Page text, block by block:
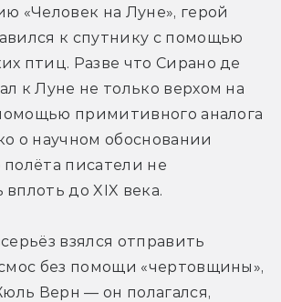
«Человек на Луне», герой
к спутнику с помощью
птиц. Разве что Сирано де
к Луне не только верхом на
примитивного аналога
о научном обосновании
полёта писатели не
до XIX века.
взялся отправить
без помощи «чертовщины»,
Верн — он полагался,